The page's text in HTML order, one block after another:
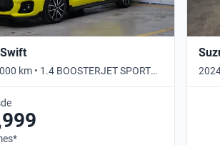
km • 1.4 BOOSTERJET SPORT